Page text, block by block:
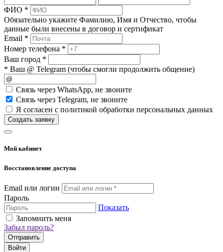
ФИО *
Обязательно укажите Фамилию, Имя и Отчество, чтобы
данные были внесены в договор и сертификат
Email *
Номер телефона *
Ваш город *
* Ваш @ Telegram (чтобы смогли продолжить общение)
Cвязь через WhatsApp, не звоните
Cвязь через Telegram, не звоните
Я согласен с политикой обработки персональных данных
Создать заявку
Мой кабинет
Восстановление доступа
Email или логин
Пароль
Показать
Запомнить меня
Забыл пароль?
Отправить
Войти